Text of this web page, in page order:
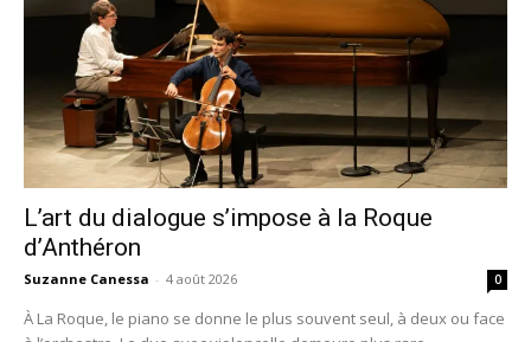
L’art du dialogue s’impose à la Roque
d’Anthéron
Suzanne Canessa - 4 août 2026 0
À La Roque, le piano se donne le plus souvent seul, à deux ou face